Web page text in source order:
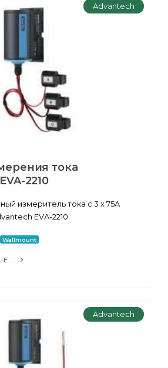
Advantech
тока
2210
измеритель тока с 3 x 75A
EVA-2210
Wallmount
Advantech